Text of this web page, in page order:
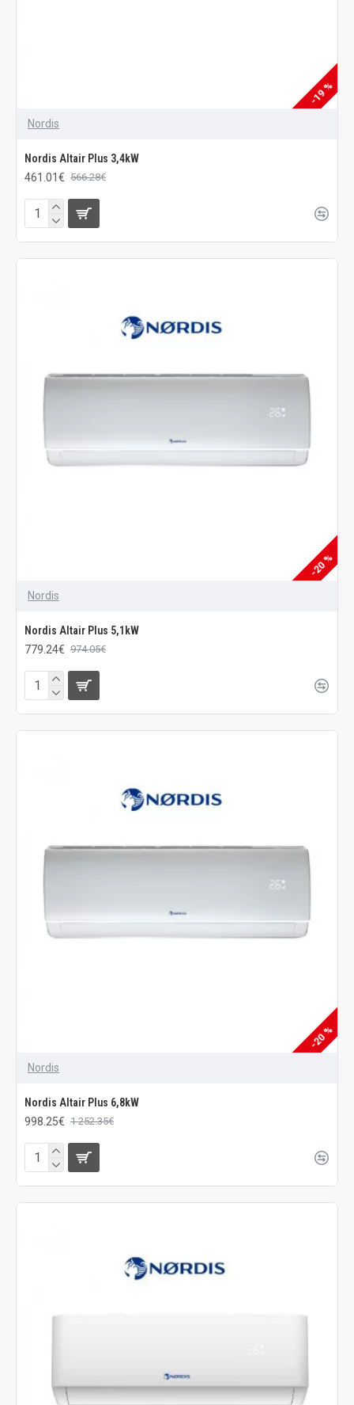
-19 %
Nordis
Nordis Altair Plus 3,4kW
461.01€ 566.28€
-20 %
Nordis
Nordis Altair Plus 5,1kW
779.24€ 974.05€
-20 %
Nordis
Nordis Altair Plus 6,8kW
998.25€ 1 252.35€